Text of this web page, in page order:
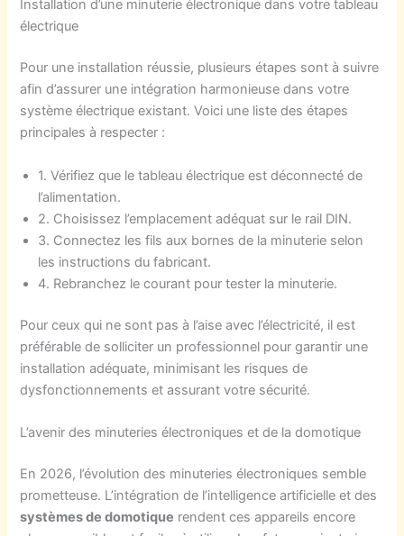
Installation d’une minuterie électronique dans votre tableau
électrique
Pour une installation réussie, plusieurs étapes sont à suivre
afin d’assurer une intégration harmonieuse dans votre
système électrique existant. Voici une liste des étapes
principales à respecter :
1. Vérifiez que le tableau électrique est déconnecté de
l’alimentation.
2. Choisissez l’emplacement adéquat sur le rail DIN.
3. Connectez les fils aux bornes de la minuterie selon
les instructions du fabricant.
4. Rebranchez le courant pour tester la minuterie.
Pour ceux qui ne sont pas à l’aise avec l’électricité, il est
préférable de solliciter un professionnel pour garantir une
installation adéquate, minimisant les risques de
dysfonctionnements et assurant votre sécurité.
L’avenir des minuteries électroniques et de la domotique
En 2026, l’évolution des minuteries électroniques semble
prometteuse. L’intégration de l’intelligence artificielle et des
systèmes de domotique rendent ces appareils encore